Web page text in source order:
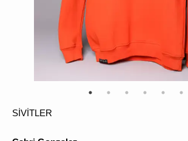
SİVİTLER